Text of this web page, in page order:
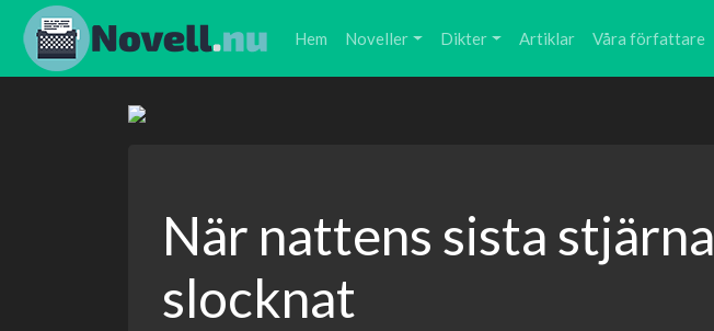
Hem Noveller Dikter Artiklar Våra författare
När nattens sista stjärna
slocknat